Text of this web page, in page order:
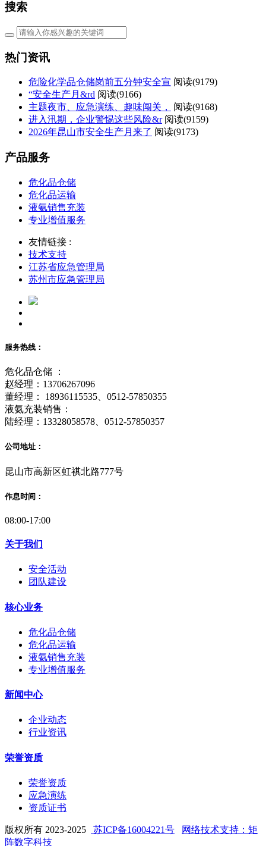
搜索
热门资讯
危险化学品仓储岗前五分钟安全宣 阅读(9179)
“安全生产月&rd 阅读(9166)
主题夜市、应急演练、趣味闯关，
阅读(9168)
进入汛期，企业警惕这些风险&r 阅读(9159)
2026年昆山市安全生产月来了 阅读(9173)
产品服务
危化品仓储
危化品运输
液氨销售充装
专业增值服务
友情链接 :
技术支持
江苏省应急管理局
苏州市应急管理局
服务热线：
危化品仓储 ：
赵经理：13706267096
董经理： 18936115535、0512-57850355
液氨充装销售：
陆经理：13328058578、0512-57850357
公司地址：
昆山市高新区虹祺北路777号
作息时间：
08:00-17:00
关于我们
安全活动
团队建设
核心业务
危化品仓储
危化品运输
液氨销售充装
专业增值服务
新闻中心
企业动态
行业资讯
荣誉资质
荣誉资质
应急演练
资质证书
版权所有 2023-2025 苏ICP备16004221号
网络技术支持：矩
阵数字科技